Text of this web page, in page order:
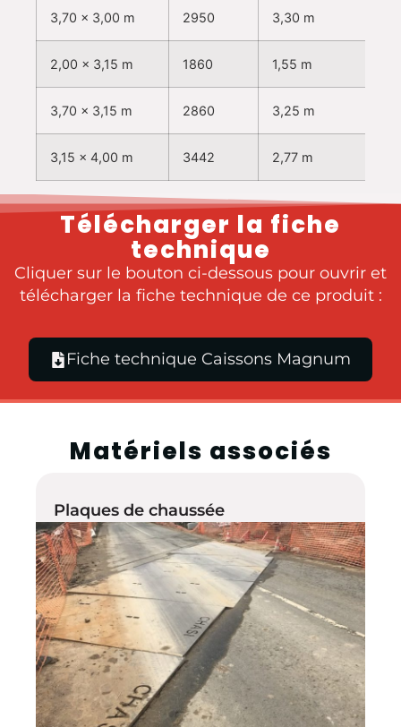
3,70 x 3,00 m 2950 3,30 m
2,00 x 3,15 m 1860 1,55 m
3,70 x 3,15 m 2860 3,25 m
3,15 x 4,00 m 3442 2,77 m
Télécharger la fiche
technique
Cliquer sur le bouton ci-dessous pour ouvrir et
télécharger la fiche technique de ce produit :​
Fiche technique Caissons Magnum
Matériels associés
Plaques de chaussée